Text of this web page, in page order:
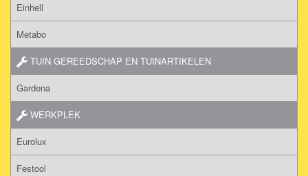
Einhell
Metabo
TUIN GEREEDSCHAP EN TUINARTIKELEN
Gardena
WERKPLEK
Eurolux
Festool